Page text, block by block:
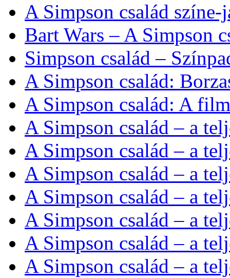
A Simpson család színe-
Bart Wars – A Simpson
Simpson család –
A Simpson család:
A Simpson család: A film
A Simpson család – a
A Simpson család – a
A Simpson család – a
A Simpson család – a
A Simpson család – a
A Simpson család – a
A Simpson család – a